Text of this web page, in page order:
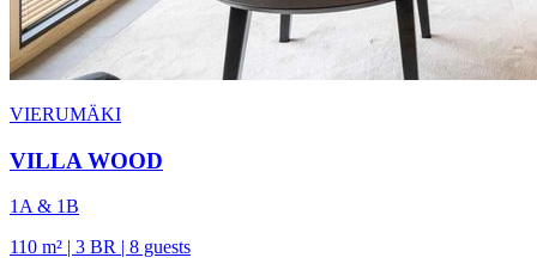
VIERUMÄKI
VILLA WOOD
1A & 1B
110 m² | 3 BR | 8 guests